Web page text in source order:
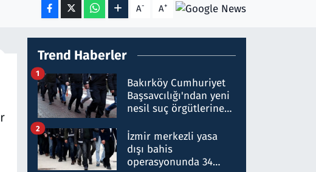
A- A+
Trend Haberler
Bakırköy Cumhuriyet
Başsavcılığı'ndan yeni
nesil suç örgütlerine
hakkında gözaltı kararı
1
İzmir merkezli yasa
dışı bahis
operasyonunda 34
2